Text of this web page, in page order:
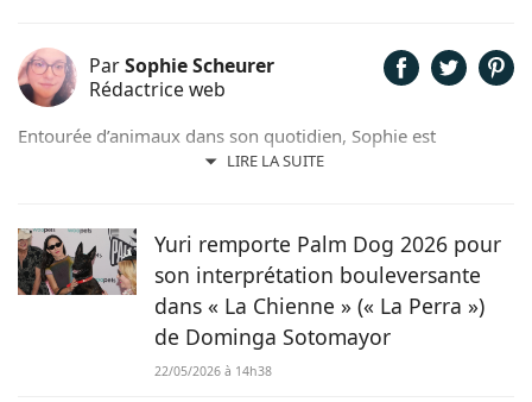
ParSophie Scheurer
Rédactrice web
LIRE LA SUITE
Entourée d’animaux dans son quotidien, Sophie est
également passionnée de mots. Son amour pour les
précaire. Maya la croisée Labrador-Border Collie a été
retrouvée errante par la SPA et Hatchi, le chien Arbi, a été
sauvé de Tunisie. À ses yeux, ses 2 chiens, son chat et ses
lapins font partie intégrante de sa vie et de sa famille ! C’est
donc sans hésiter qu’elle a décidé de mettre sa plume au
service de Chien.fr.
Yuri remporte Palm Dog 2026 pour
son interprétation bouleversante
dans « La Chienne » (« La Perra »)
de Dominga Sotomayor
22/05/2026 à 14h38